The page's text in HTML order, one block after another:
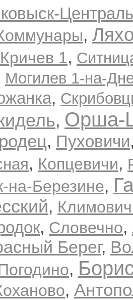
,
Кричев 1,
Могилев 1-на-
,
, Орша-
, Пуховичи
, Копцевичи,
на-Березине,
,
, Словечно,
Берег,
,
,